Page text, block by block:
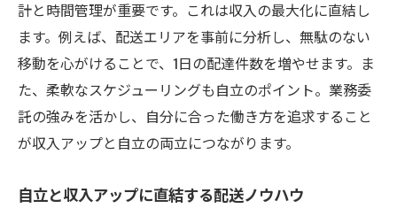
計と時間管理が重要です。これは収入の最大化に直結し
ます。例えば、配送エリアを事前に分析し、無駄のない
移動を心がけることで、1日の配達件数を増やせます。ま
た、柔軟なスケジューリングも自立のポイント。業務委
託の強みを活かし、自分に合った働き方を追求すること
が収入アップと自立の両立につながります。
自立と収入アップに直結する配送ノウハウ